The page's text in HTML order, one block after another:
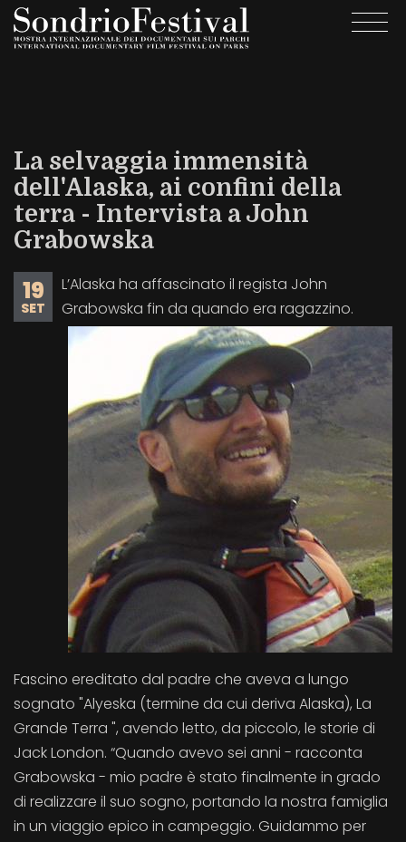
Salta
La selvaggia immensità
dell'Alaska, ai confini della
terra - Intervista a John
Grabowska
19
SET
L’Alaska ha affascinato il regista John
Grabowska fin da quando era ragazzino.
Fascino ereditato dal padre che aveva a lungo
sognato "Alyeska (termine da cui deriva Alaska), La
Grande Terra ", avendo letto, da piccolo, le storie di
Jack London. “Quando avevo sei anni - racconta
Grabowska - mio padre è stato finalmente in grado
di realizzare il suo sogno, portando la nostra famiglia
in un viaggio epico in campeggio. Guidammo per